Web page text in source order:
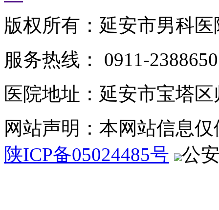
版权所有：延安市男科医
服务热线： 0911-2388650
医院地址：延安市宝塔
网站声明：本网站信息
陕ICP备05024485号
公